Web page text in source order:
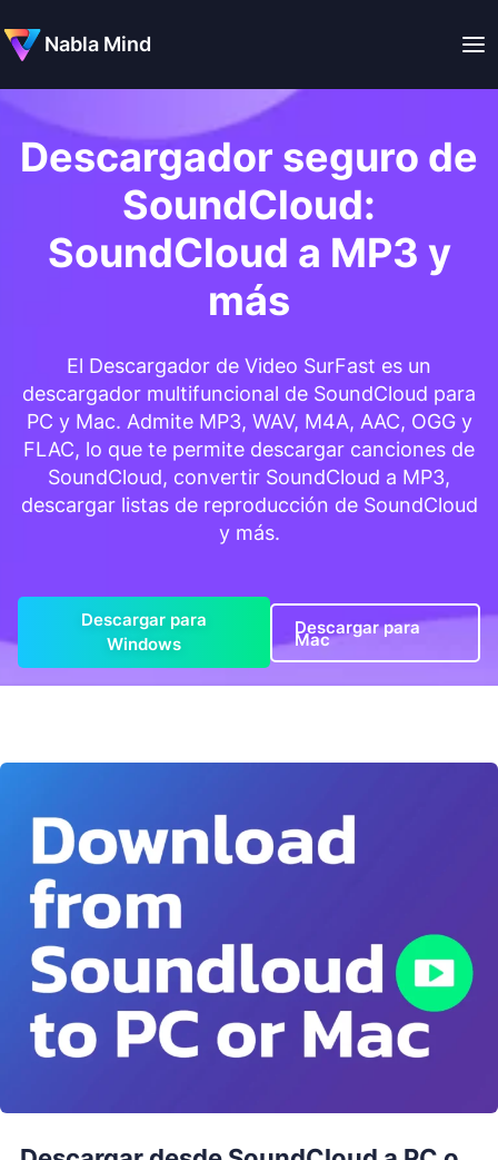
Nabla Mind
Descargador seguro de
SoundCloud:
SoundCloud a MP3 y
más
El Descargador de Video SurFast es un
descargador multifuncional de SoundCloud para
PC y Mac. Admite MP3, WAV, M4A, AAC, OGG y
FLAC, lo que te permite descargar canciones de
SoundCloud, convertir SoundCloud a MP3,
descargar listas de reproducción de SoundCloud
y más.
Descargar para
Windows
Descargar para
Mac